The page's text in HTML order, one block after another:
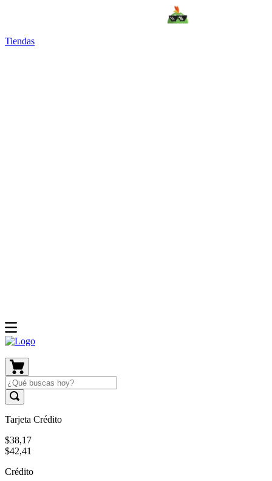
Tiendas
Tarjeta Crédito
$38,17
$42,41
Crédito